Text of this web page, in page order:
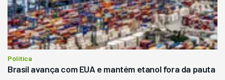
Política
Brasil avança com EUA e mantém etanol fora da pauta